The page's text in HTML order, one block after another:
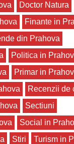
Doctor Natura
Finante in
din Prahova
Politica in
Primar in
Recenzii de
Sectiuni
Social in
Stiri Turism in